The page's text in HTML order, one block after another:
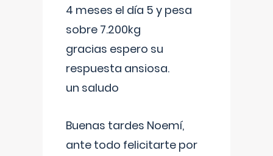
4 meses el día 5 y pesa
sobre 7.200kg
gracias espero su
respuesta ansiosa.
un saludo
Buenas tardes Noemí,
ante todo felicitarte por